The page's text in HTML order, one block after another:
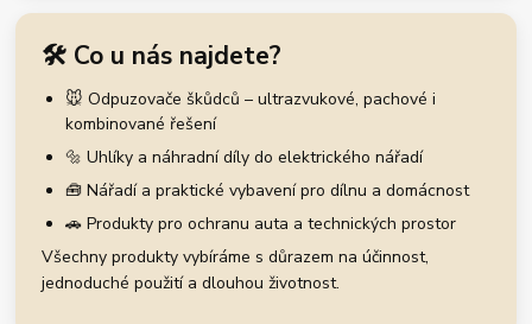
🛠️ Co u nás najdete?
🐭 Odpuzovače škůdců – ultrazvukové, pachové i
kombinované řešení
🔩 Uhlíky a náhradní díly do elektrického nářadí
🧰 Nářadí a praktické vybavení pro dílnu a domácnost
🚗 Produkty pro ochranu auta a technických prostor
Všechny produkty vybíráme s důrazem na účinnost,
jednoduché použití a dlouhou životnost.